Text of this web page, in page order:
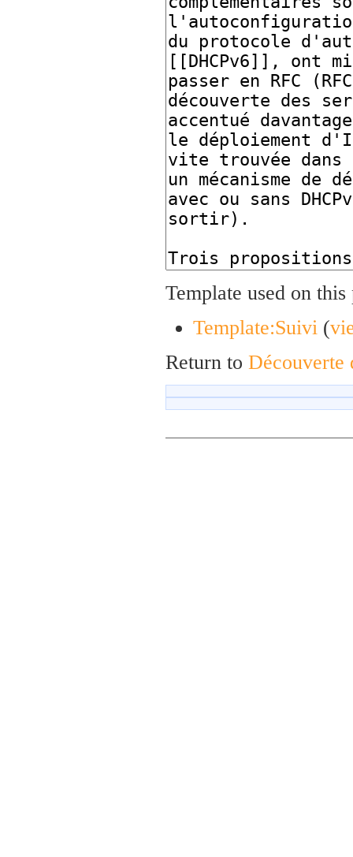
Template used on this
Template:Suivi (
Return to Découverte